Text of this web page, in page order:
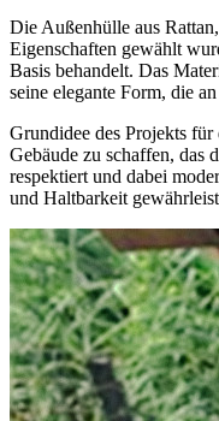
Die Außenhülle aus
Eigenschaften gewählt
Basis behandelt. Das
seine elegante Form, die
Grundidee des Projekts
Gebäude zu schaffen, das
respektiert und dabei
und Haltbarkeit